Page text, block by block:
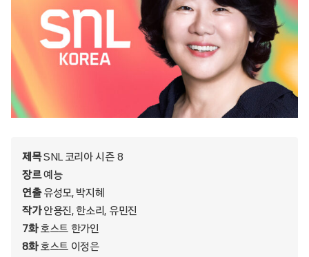
제목SNL 코리아 시즌 8
장르예능
연출유성모, 박지혜
작가안용진, 한소리, 유민진
7화 호스트 한가인
8화호스트 이정은